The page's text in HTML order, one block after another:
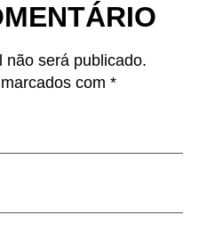
não será publicado.
com *